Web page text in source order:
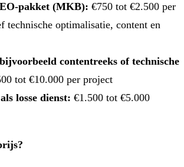
pakket (MKB): €750 tot €2.500 per
technische optimalisatie, content en
contentreeks of technische
tot €10.000 per project
losse dienst: €1.500 tot €5.000